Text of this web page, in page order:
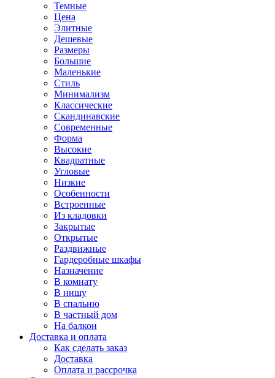
Темные
Цена
Элитные
Дешевые
Размеры
Большие
Маленькие
Стиль
Минимализм
Классические
Скандинавские
Современные
Форма
Высокие
Квадратные
Угловые
Низкие
Особенности
Встроенные
Из кладовки
Закрытые
Открытые
Раздвижные
Гардеробные шкафы
Назначение
В комнату
В нишу
В спальню
В частный дом
На балкон
Доставка и оплата
Как сделать заказ
Доставка
Оплата и рассрочка